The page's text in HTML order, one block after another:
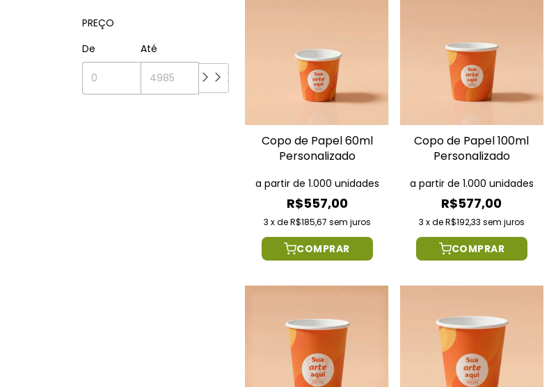
PREÇO
De
Até
Copo de Papel 60ml
Personalizado
R$557,00
3 xdeR$185,67 sem juros
a partir de 1.000 unidades
COMPRAR
Copo de Papel 100ml
Personalizado
R$577,00
3 xdeR$192,33 sem juros
a partir de 1.000 unidades
COMPRAR